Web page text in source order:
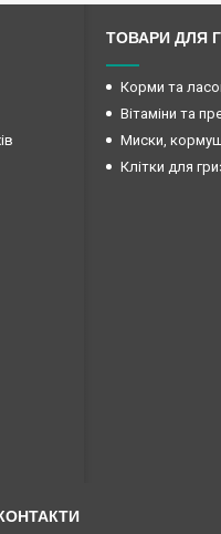
ТОВАРИ ДЛЯ
Корми та
Вітаміни та
Миски,
Клітки для